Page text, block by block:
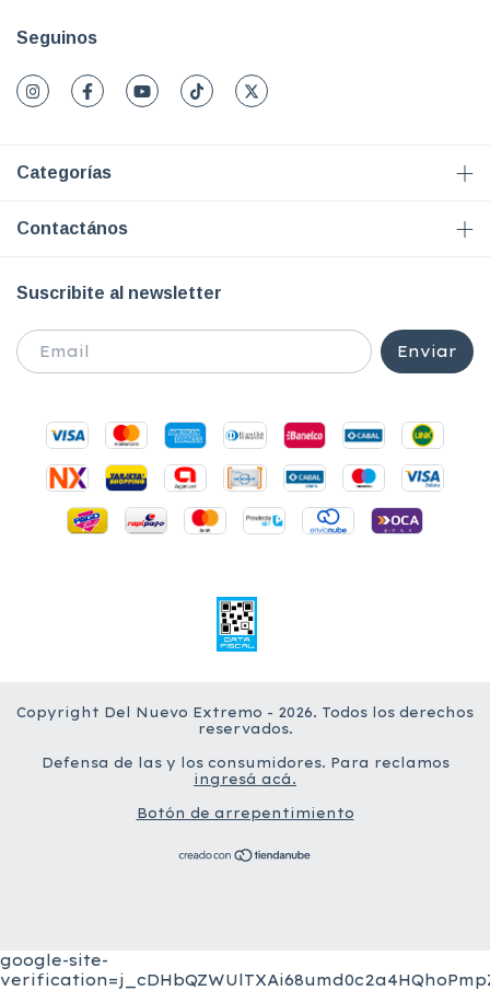
Seguinos
Categorías
Contactános
Suscribite al newsletter
Copyright Del Nuevo Extremo - 2026. Todos los derechos
reservados.
Defensa de las y los consumidores. Para reclamos
ingresá acá.
Botón de arrepentimiento
google-site-